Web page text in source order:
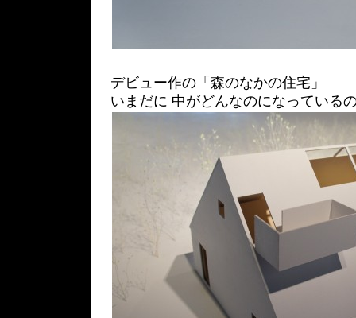
デビュー作の「森のなかの住宅」
いまだに 中がどんなのになっている